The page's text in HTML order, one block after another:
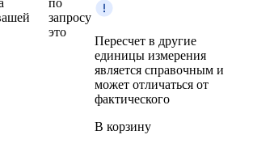
запросу
это
Пересчет в другие
единицы измерения
является справочным и
может отличаться от
фактического
В корзину